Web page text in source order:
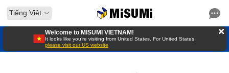
Tiếng Việt
Welcome to MISUMI VIETNAM!
It looks like you’re visiting from United States. For United States,
please visit our US website